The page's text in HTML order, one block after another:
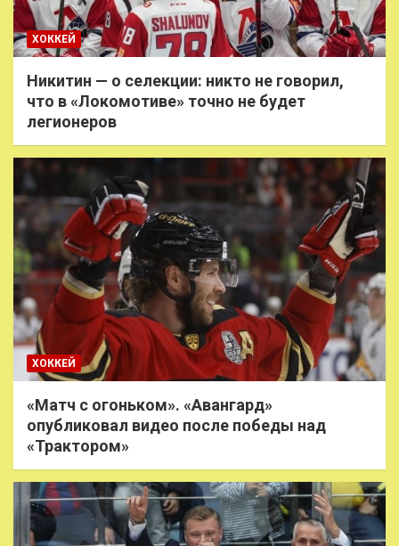
ХОККЕЙ
Никитин — о селекции: никто не говорил,
что в «Локомотиве» точно не будет
легионеров
ХОККЕЙ
«Матч с огоньком». «Авангард»
опубликовал видео после победы над
«Трактором»